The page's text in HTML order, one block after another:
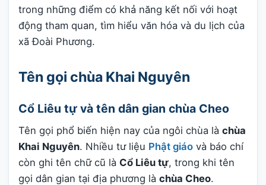
trong những điểm có khả năng kết nối với hoạt
động tham quan, tìm hiểu văn hóa và du lịch của
xã Đoài Phương.
Tên gọi chùa Khai Nguyên
Cổ Liêu tự và tên dân gian chùa Cheo
Tên gọi phổ biến hiện nay của ngôi chùa là chùa
Khai Nguyên. Nhiều tư liệu Phật giáo và báo chí
còn ghi tên chữ cũ là Cổ Liêu tự, trong khi tên
gọi dân gian tại địa phương là chùa Cheo.